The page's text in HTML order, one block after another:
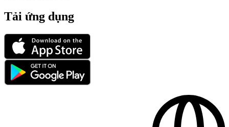
Tải ứng dụng